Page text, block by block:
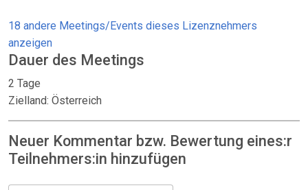
18 andere Meetings/Events dieses Lizenznehmers
anzeigen
Dauer des Meetings
2 Tage
Zielland: Österreich
Neuer Kommentar bzw. Bewertung eines:r
Teilnehmers:in hinzufügen